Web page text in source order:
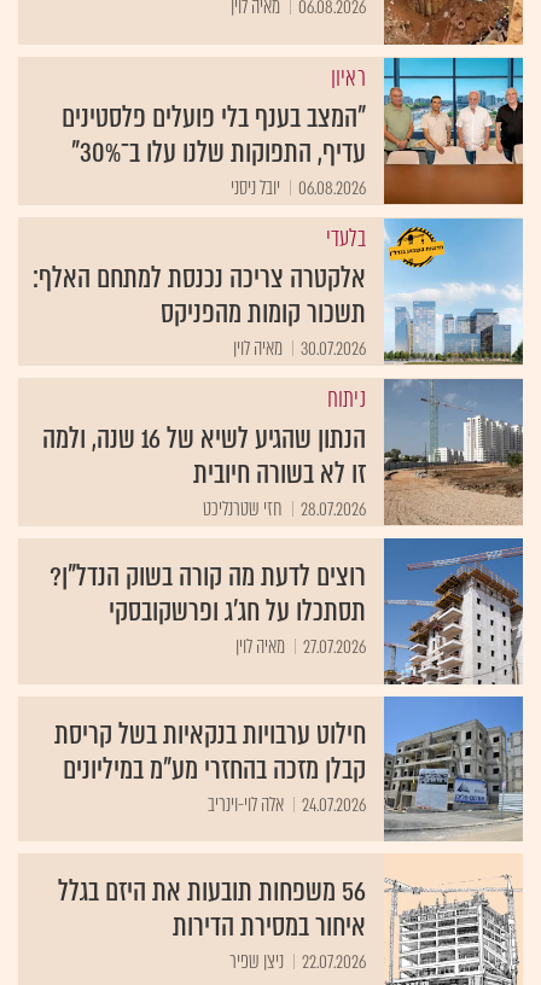
06.08.2026 מאיה לוין
ראיון
"המצב בענף בלי פועלים פלסטינים
עדיף, התפוקות שלנו עלו ב־30%"
06.08.2026 יובל ניסני
בלעדי
אלקטרה צריכה נכנסת למתחם האלף:
תשכור קומות מהפניקס
30.07.2026 מאיה לוין
ניתוח
הנתון שהגיע לשיא של 16 שנה, ולמה
זו לא בשורה חיובית
28.07.2026 חזי שטרנליכט
רוצים לדעת מה קורה בשוק הנדל"ן?
תסתכלו על חג׳ג ופרשקובסקי
27.07.2026 מאיה לוין
חילוט ערבויות בנקאיות בשל קריסת
קבלן מזכה בהחזרי מע"מ במיליונים
24.07.2026 אלה לוי-וינריב
56 משפחות תובעות את היזם בגלל
איחור במסירת הדירות
22.07.2026 ניצן שפיר